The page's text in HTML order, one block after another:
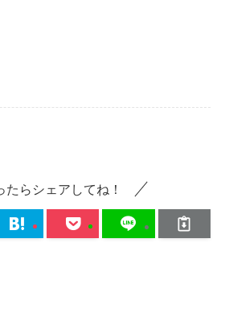
たらシェアしてね！